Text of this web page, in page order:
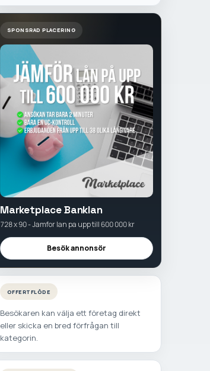
SPONSRAD PLACERING
Marketplace Banklan
728 x 90 - Jamfor lan pa upp till 600 000 kr
Besök annonsör
OFFERTFLÖDE
Besökaren kan välja ett företag direkt
eller skicka en bred förfrågan till
kategorin.